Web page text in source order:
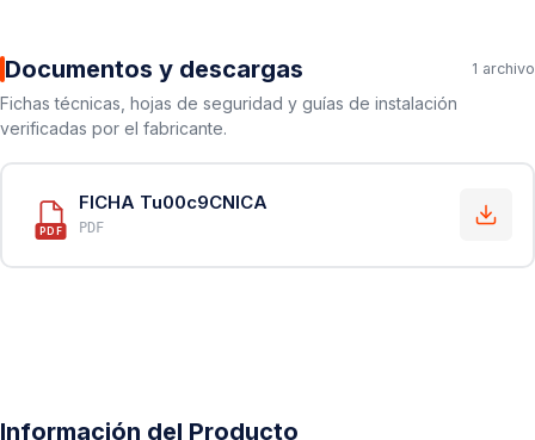
Documentos y descargas 1 archivo
Fichas técnicas, hojas de seguridad y guías de instalación
verificadas por el fabricante.
PDF
FICHA Tu00c9CNICA
PDF
Información del Producto